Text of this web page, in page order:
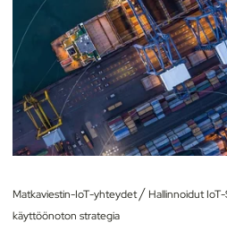
Matkaviestin-IoT-yhteydet/ Hallinnoidut
käyttöönoton strategia